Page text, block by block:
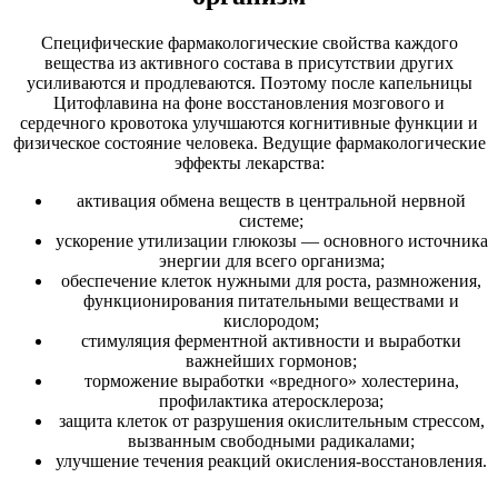
Специфические фармакологические свойства каждого
вещества из активного состава в присутствии других
усиливаются и продлеваются. Поэтому после капельницы
Цитофлавина на фоне восстановления мозгового и
сердечного кровотока улучшаются когнитивные функции и
физическое состояние человека. Ведущие фармакологические
эффекты лекарства:
активация обмена веществ в центральной нервной
системе;
ускорение утилизации глюкозы — основного источника
энергии для всего организма;
обеспечение клеток нужными для роста, размножения,
функционирования питательными веществами и
кислородом;
стимуляция ферментной активности и выработки
важнейших гормонов;
торможение выработки «вредного» холестерина,
профилактика атеросклероза;
защита клеток от разрушения окислительным стрессом,
вызванным свободными радикалами;
улучшение течения реакций окисления-восстановления.